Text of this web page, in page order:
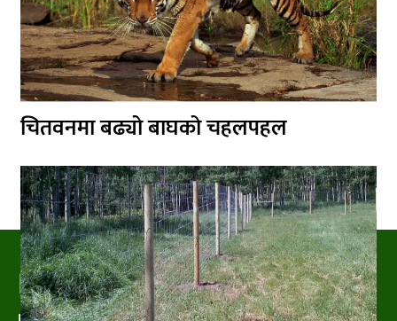
चितवनमा बढ्यो बाघको चहलपहल
PRAKRITIPRESS